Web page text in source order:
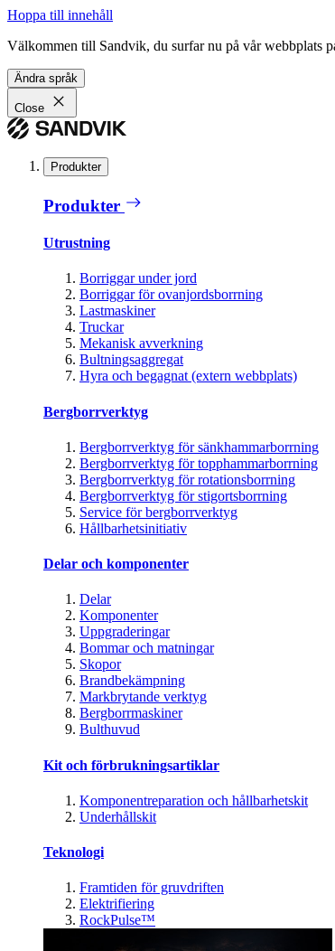
Hoppa till innehåll
Välkommen till Sandvik, du surfar nu på vår webbplats
Ändra språk
Close
Produkter
Produkter
Utrustning
Borriggar under jord
Borriggar för ovanjordsborrning
Lastmaskiner
Truckar
Mekanisk avverkning
Bultningsaggregat
Hyra och begagnat (extern webbplats)
Bergborrverktyg
Bergborrverktyg för sänkhammarborrning
Bergborrverktyg för topphammarborrning
Bergborrverktyg för rotationsborrning
Bergborrverktyg för stigortsborrning
Service för bergborrverktyg
Hållbarhetsinitiativ
Delar och komponenter
Delar
Komponenter
Uppgraderingar
Bommar och matningar
Skopor
Brandbekämpning
Markbrytande verktyg
Bergborrmaskiner
Bulthuvud
Kit och förbrukningsartiklar
Komponentreparation och hållbarhetskit
Underhållskit
Teknologi
Framtiden för gruvdriften
Elektrifiering
RockPulse™